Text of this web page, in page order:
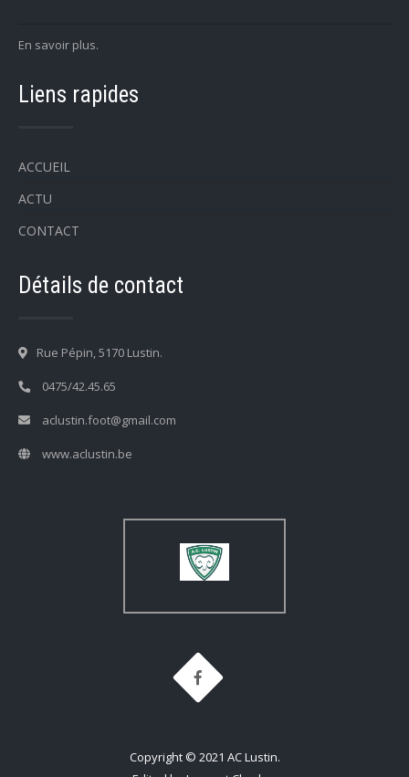
En savoir plus.
Liens rapides
ACCUEIL
ACTU
CONTACT
Détails de contact
Rue Pépin, 5170 Lustin.
0475/42.45.65
aclustin.foot@gmail.com
www.aclustin.be
Copyright © 2021 AC Lustin.